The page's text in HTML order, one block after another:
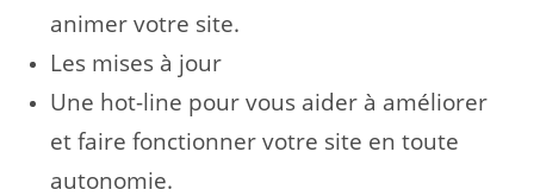
animer votre site.
Les mises à jour
Une hot-line pour vous aider à améliorer
et faire fonctionner votre site en toute
autonomie.